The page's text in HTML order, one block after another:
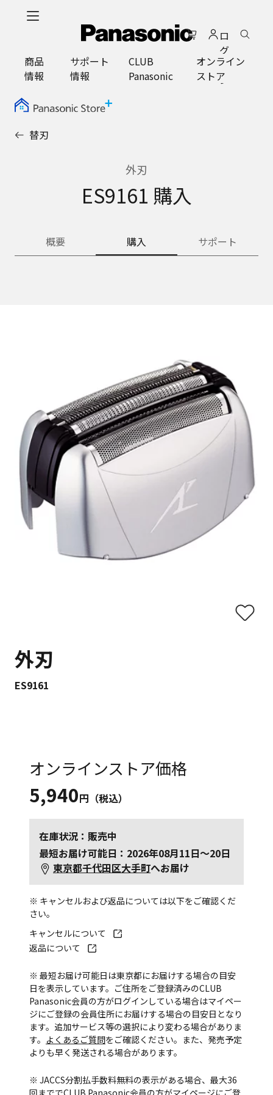
ロ
グ
イ
ン
商品
情報
サポート
情報
CLUB
Panasonic
オンライン
ストア
替刃
外刃
ES9161 購入
概要 購入 サポート
外刃
ES9161
オンラインストア価格
5,940円（税込）
在庫状況：販売中
最短お届け可能日：2026年08月11日～20日
東京都千代田区大手町へお届け
※ キャンセルおよび返品については以下をご確認くだ
さい。
キャンセルについて
返品について
※ 最短お届け可能日は東京都にお届けする場合の目安
日を表示しています。ご住所をご登録済みのCLUB
Panasonic会員の方がログインしている場合はマイペー
ジにご登録の会員住所にお届けする場合の目安日となり
ます。追加サービス等の選択により変わる場合がありま
す。 よくあるご質問をご確認ください。また、発売予定
よりも早く発送される場合があります。
※ JACCS分割払手数料無料の表示がある場合、最大36
回まででCLUB Panasonic会員の方がマイページにご登